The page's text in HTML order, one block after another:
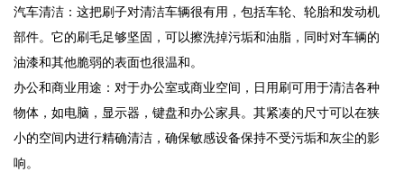
汽车清洁：这把刷子对清洁车辆很有用，包括车轮、轮胎和发动机
部件。它的刷毛足够坚固，可以擦洗掉污垢和油脂，同时对车辆的
油漆和其他脆弱的表面也很温和。
办公和商业用途：对于办公室或商业空间，日用刷可用于清洁各种
物体，如电脑，显示器，键盘和办公家具。其紧凑的尺寸可以在狭
小的空间内进行精确清洁，确保敏感设备保持不受污垢和灰尘的影
响。